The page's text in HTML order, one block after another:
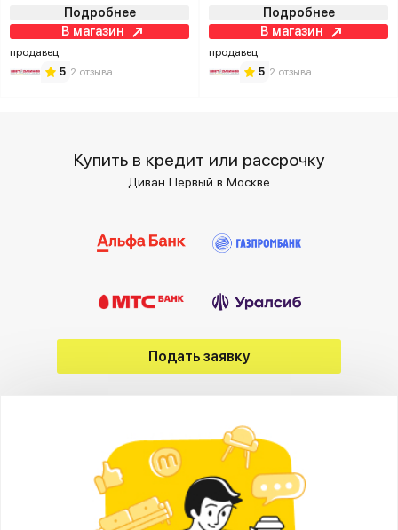
Подробнее
В магазин
продавец
5 2 отзыва
Подробнее
В магазин
продавец
5 2 отзыва
Купить в кредит или рассрочку
Диван Первый в Москве
Подать заявку